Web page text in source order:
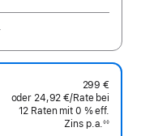
299 €
oder 24,92 €/Rate pro
Rate
bei
12 RatenRaten
mit 0 % eff.
Zins p.a.eff.
◊◊